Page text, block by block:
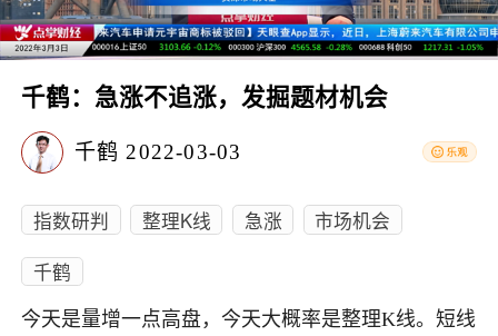
千鹤：急涨不追涨，发掘题材机会
千鹤 2022-03-03
指数研判 整理K线 急涨
市场机会
千鹤
今天是量增一点高盘，今天大概率是整理K线。短线